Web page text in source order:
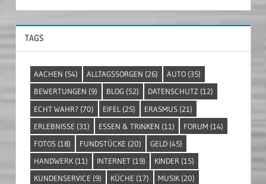
TAGS
AACHEN (54) ALLTAGSSORGEN (26) AUTO (35)
BEWERTUNGEN (9) BLOG (52) DATENSCHUTZ (12)
ECHT WAHR? (70) EIFEL (25) ERASMUS (21)
ERLEBNISSE (31) ESSEN & TRINKEN (11) FORUM (14)
FOTOS (18) FUNDSTÜCKE (20) GELD (45)
HANDWERK (11) INTERNET (19) KINDER (15)
KUNDENSERVICE (9) KÜCHE (17) MUSIK (20)